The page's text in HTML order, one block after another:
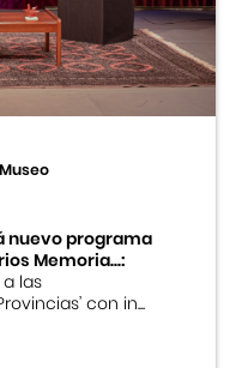
Japonés
nuevo programa
Memoria...:
las
con in...